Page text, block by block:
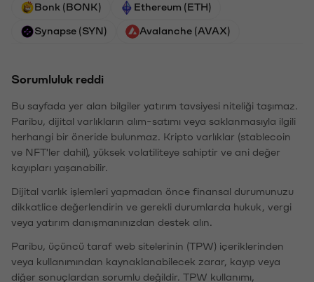
Bonk (BONK) Ethereum (ETH)
Synapse (SYN) Avalanche (AVAX)
Sorumluluk reddi
Bu sayfada yer alan bilgiler yatırım tavsiyesi niteliği taşımaz.
Paribu, dijital varlıkların alım-satımı veya saklanmasıyla ilgili
herhangi bir öneride bulunmaz. Kripto varlıklar (stablecoin
ve NFT'ler dahil), yüksek volatiliteye sahiptir ve ani değer
kayıpları yaşanabilir.
Dijital varlık işlemleri yapmadan önce finansal durumunuzu
dikkatlice değerlendirin ve gerekli durumlarda hukuk, vergi
veya yatırım danışmanınızdan destek alın.
Paribu, üçüncü taraf web sitelerinin (TPW) içeriklerinden
veya kullanımından kaynaklanabilecek zarar, kayıp veya
diğer sonuçlardan sorumlu değildir. TPW kullanımı,